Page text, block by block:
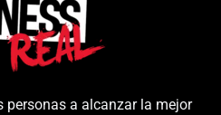
personas a alcanzar la mejor